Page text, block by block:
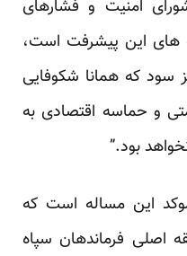
امنیت و فشارهای
های این پیشرفت است،
سود که همانا شکوفایی
و حماسه اقتصادی به
بود.”
این مساله است که
اصلی فرماندهان سپاه